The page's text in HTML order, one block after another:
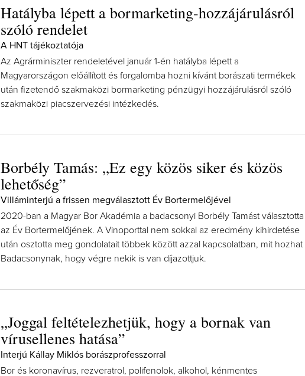
Hatályba lépett a bormarketing-hozzájárulásról
szóló rendelet
A HNT tájékoztatója
Az Agrárminiszter rendeletével január 1-én hatályba lépett a
Magyarországon előállított és forgalomba hozni kívánt borászati termékek
után fizetendő szakmaközi bormarketing pénzügyi hozzájárulásról szóló
szakmaközi piacszervezési intézkedés.
Borbély Tamás: „Ez egy közös siker és közös
lehetőség”
Villáminterjú a frissen megválasztott Év Bortermelőjével
2020-ban a Magyar Bor Akadémia a badacsonyi Borbély Tamást választotta
az Év Bortermelőjének. A Vinoporttal nem sokkal az eredmény kihirdetése
után osztotta meg gondolatait többek között azzal kapcsolatban, mit hozhat
Badacsonynak, hogy végre nekik is van díjazottjuk.
„Joggal feltételezhetjük, hogy a bornak van
vírusellenes hatása”
Interjú Kállay Miklós borászprofesszorral
Bor és koronavírus, rezveratrol, polifenolok, alkohol, kénmentes